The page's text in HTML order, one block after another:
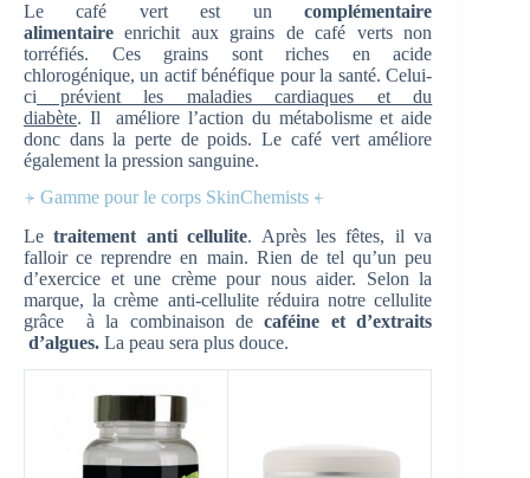
Le café vert est un complémentaire
alimentaireenrichit aux grains de café verts non
torréfiés. Ces grains sont riches en acide
chlorogénique, un actif bénéfique pour la santé. Celui-
ci prévient les maladies cardiaques et du
diabète. Il améliore l’action du métabolisme et aide
donc dans la perte de poids. Le café vert améliore
également la pression sanguine.
⍆ Gamme pour le corps SkinChemists ⍅
Le traitement anti cellulite. Après les fêtes, il va
falloir ce reprendre en main. Rien de tel qu’un peu
d’exercice et une crème pour nous aider. Selon la
marque, la crème anti-cellulite réduira notre cellulite
grâce à la combinaison de caféine et d’extraits
d’algues. La peau sera plus douce.